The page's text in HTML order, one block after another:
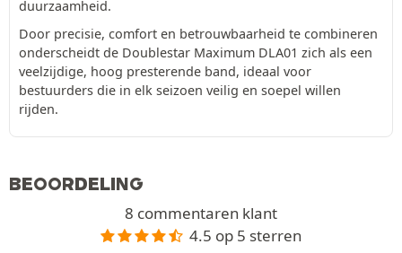
duurzaamheid.
Door precisie, comfort en betrouwbaarheid te combineren
onderscheidt de Doublestar Maximum DLA01 zich als een
veelzijdige, hoog presterende band, ideaal voor
bestuurders die in elk seizoen veilig en soepel willen
rijden.
BEOORDELING
8 commentaren klant
4.5 op 5 sterren